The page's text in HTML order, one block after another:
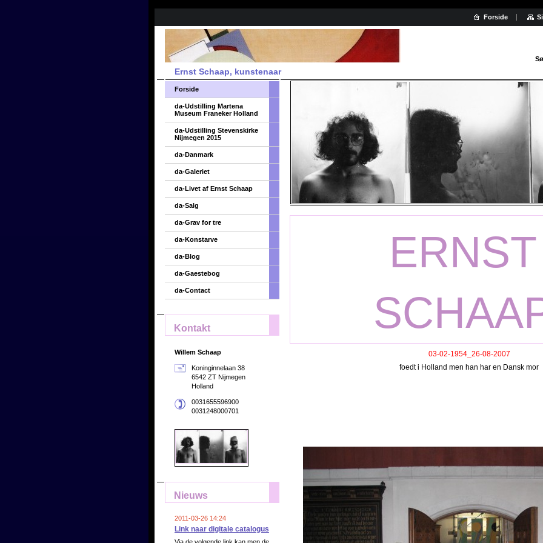
Ernst Schaap, kunstenaar
ERNST
03-02-1954_26-08-2007
foedt i Holland men han har en Dansk mor
Forside
da-Udstilling Martena
Museum Franeker Holland
da-Udstilling Stevenskirke
Nijmegen 2015
da-Danmark
da-Galeriet
da-Livet af Ernst Schaap
da-Salg
da-Grav for tre
da-Konstarve
da-Blog
da-Gaestebog
da-Contact
Kontakt
Willem Schaap
Koninginnelaan 38
6542 ZT Nijmegen
Holland
0031655596900
0031248000701
Nieuws
2011-03-26 14:24
Link naar digitale catalogus
Via de volgende link kan men de
Forside